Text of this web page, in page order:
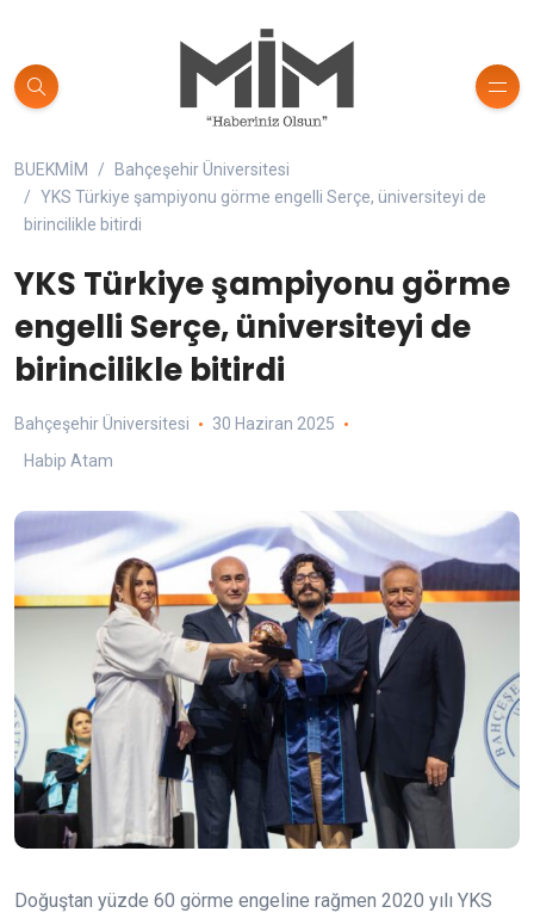
BUEKMİM
Bahçeşehir Üniversitesi
YKS Türkiye şampiyonu görme engelli Serçe, üniversiteyi de
birincilikle bitirdi
YKS Türkiye şampiyonu görme
engelli Serçe, üniversiteyi de
birincilikle bitirdi
Bahçeşehir Üniversitesi
30 Haziran 2025
Habip Atam
Doğuştan yüzde 60 görme engeline rağmen 2020 yılı YKS